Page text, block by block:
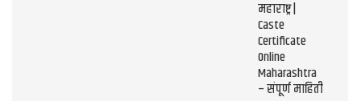
महाराष्ट्र |
Caste
Certificate
Online
Maharashtra
– संपूर्ण माहिती